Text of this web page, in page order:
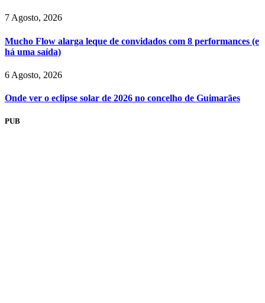
7 Agosto, 2026
Mucho Flow alarga leque de convidados com 8 performances (e
há uma saída)
6 Agosto, 2026
Onde ver o eclipse solar de 2026 no concelho de Guimarães
PUB